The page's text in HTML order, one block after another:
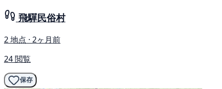
飛驒民俗村
2 地点 · 2ヶ月前
24 閲覧
保存